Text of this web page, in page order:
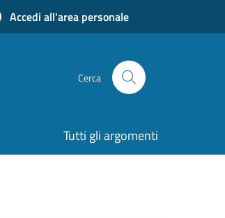
Accedi all'area personale
Cerca
Tutti gli argomenti